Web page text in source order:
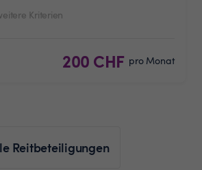
Kriterien
200 CHF pro Monat
Reitbeteiligungen